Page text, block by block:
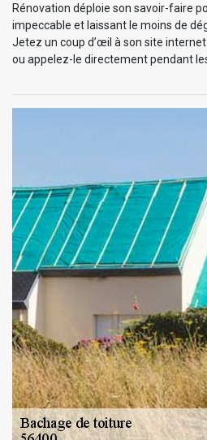
Rénovation déploie son savoir-faire
impeccable et laissant le moins de
Jetez un coup d’œil à son site
ou appelez-le directement pendant